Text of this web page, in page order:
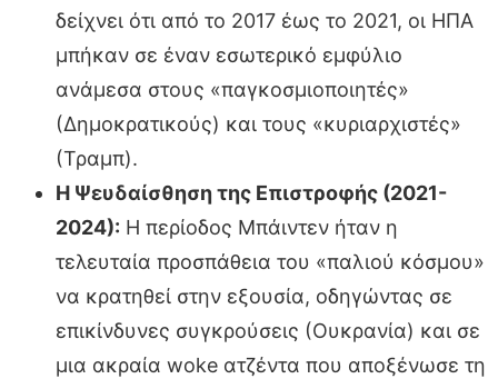
δείχνει ότι από το 2017 έως το 2021, οι ΗΠΑ
μπήκαν σε έναν εσωτερικό εμφύλιο
ανάμεσα στους «παγκοσμιοποιητές»
(Δημοκρατικούς) και τους «κυριαρχιστές»
(Τραμπ).
Η Ψευδαίσθηση της Επιστροφής (2021-
2024): Η περίοδος Μπάιντεν ήταν η
τελευταία προσπάθεια του «παλιού κόσμου»
να κρατηθεί στην εξουσία, οδηγώντας σε
επικίνδυνες συγκρούσεις (Ουκρανία) και σε
μια ακραία woke ατζέντα που αποξένωσε τη